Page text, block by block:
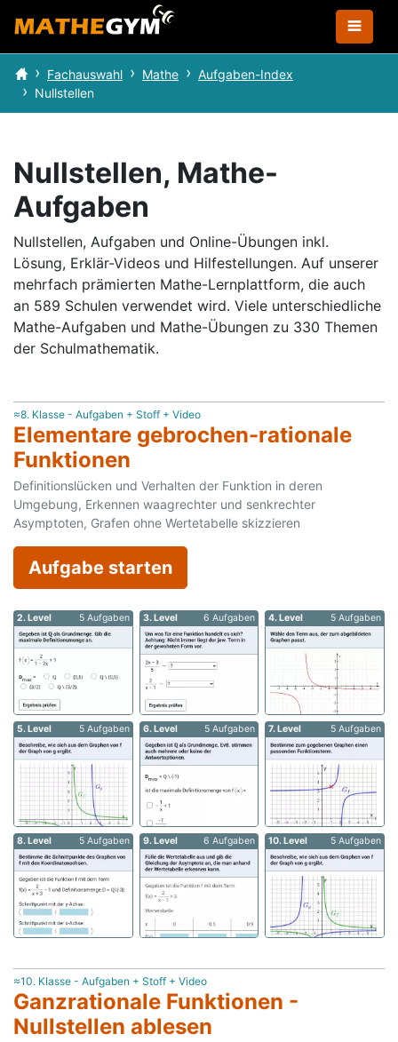
Fachauswahl Mathe
Aufgaben-Index
Nullstellen
Nullstellen, Mathe-
Aufgaben
Nullstellen, Aufgaben und Online-Übungen inkl.
Lösung, Erklär-Videos und Hilfestellungen. Auf unserer
mehrfach prämierten Mathe-Lernplattform, die auch
an 589 Schulen verwendet wird. Viele unterschiedliche
Mathe-Aufgaben und Mathe-Übungen zu 330 Themen
der Schulmathematik.
≈8. Klasse - Aufgaben + Stoff + Video
Elementare gebrochen-rationale
Funktionen
Definitionslücken und Verhalten der Funktion in deren
Umgebung, Erkennen waagrechter und senkrechter
Asymptoten, Grafen ohne Wertetabelle skizzieren
Aufgabe starten
2. Level 5 Aufgaben 3. Level 6 Aufgaben 4. Level 5 Aufgaben
5. Level 5 Aufgaben 6. Level 5 Aufgaben 7. Level 5 Aufgaben
8. Level 5 Aufgaben 9. Level 6 Aufgaben 10. Level 5 Aufgaben
≈10. Klasse - Aufgaben + Stoff + Video
Ganzrationale Funktionen -
Nullstellen ablesen